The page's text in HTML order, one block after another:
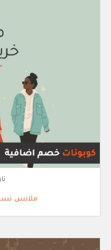
ملابس